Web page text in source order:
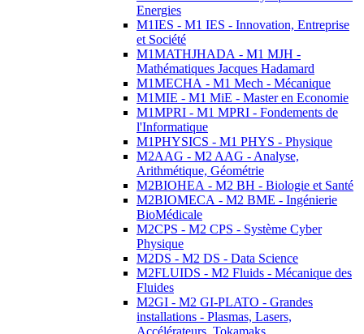
Energies
M1IES - M1 IES - Innovation, Entreprise
et Société
M1MATHJHADA - M1 MJH -
Mathématiques Jacques Hadamard
M1MECHA - M1 Mech - Mécanique
M1MIE - M1 MiE - Master en Economie
M1MPRI - M1 MPRI - Fondements de
l'Informatique
M1PHYSICS - M1 PHYS - Physique
M2AAG - M2 AAG - Analyse,
Arithmétique, Géométrie
M2BIOHEA - M2 BH - Biologie et Santé
M2BIOMECA - M2 BME - Ingénierie
BioMédicale
M2CPS - M2 CPS - Système Cyber
Physique
M2DS - M2 DS - Data Science
M2FLUIDS - M2 Fluids - Mécanique des
Fluides
M2GI - M2 GI-PLATO - Grandes
installations - Plasmas, Lasers,
Accélérateurs, Tokamaks